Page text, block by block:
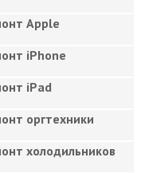
Apple
iPhone
iPad
оргтехники
холодильников